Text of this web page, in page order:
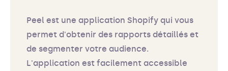
Peel est une application Shopify qui vous
permet d'obtenir des rapports détaillés et
de segmenter votre audience.
L'application est facilement accessible